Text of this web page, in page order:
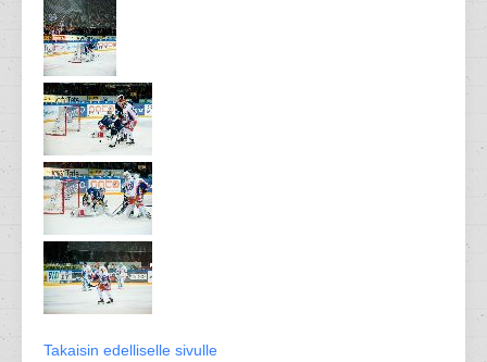
Takaisin edelliselle sivulle